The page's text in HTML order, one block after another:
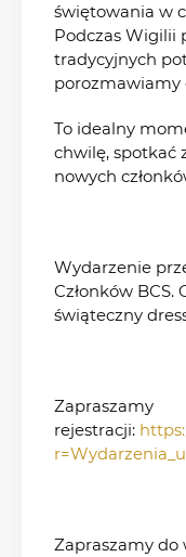
świętowania w
Podczas Wigilii
tradycyjnych
porozmawiamy
To idealny
chwilę, spotkać
nowych
Wydarzenie
Członków
świąteczny
Zapraszamy
rejestracji:
Zapraszamy do